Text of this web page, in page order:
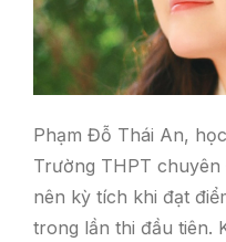
Phạm Đỗ Thái An,
Trường THPT
nên kỳ tích khi đạt
trong lần thi đầu tiên.